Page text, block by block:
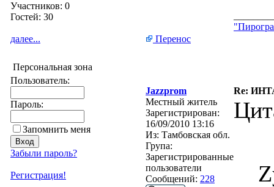
Участников: 0
Гостей: 30
далее...
Персональная зона
Пользователь:
Пароль:
Запомнить меня
Забыли пароль?
Регистрация!
Перенос
Jazzprom
Re:
Местный житель
Зарегистрирован:
16/09/2010 13:16
Из: Тамбовская обл.
Група:
Зарегистрированные
пользователи
Сообщений: 228